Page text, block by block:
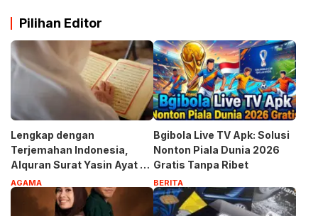
Pilihan Editor
Lengkap dengan
Terjemahan Indonesia,
Alquran Surat Yasin Ayat 1-
83
AGAMA
Bgibola Live TV Apk: Solusi
Nonton Piala Dunia 2026
Gratis Tanpa Ribet
BERITA